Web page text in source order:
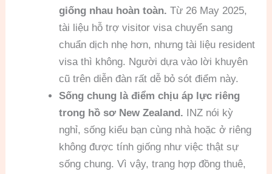
giống nhau hoàn toàn. Từ 26 May 2025,
tài liệu hỗ trợ visitor visa chuyển sang
chuẩn dịch nhẹ hơn, nhưng tài liệu resident
visa thì không. Người dựa vào lời khuyên
cũ trên diễn đàn rất dễ bỏ sót điểm này.
Sống chung là điểm chịu áp lực riêng
trong hồ sơ New Zealand. INZ nói kỳ
nghỉ, sống kiểu bạn cùng nhà hoặc ở riêng
không được tính giống như việc thật sự
sống chung. Vì vậy, trang hợp đồng thuê,